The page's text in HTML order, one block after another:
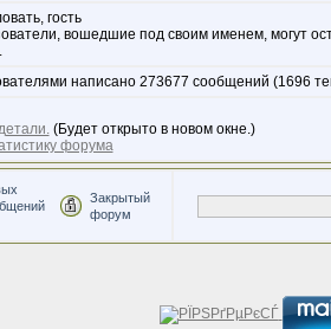
гость
вошедшие под своим именем, могут
написано 273677 сообщений (1696
(Будет открыто в новом окне.)
форума
Закрытый
форум